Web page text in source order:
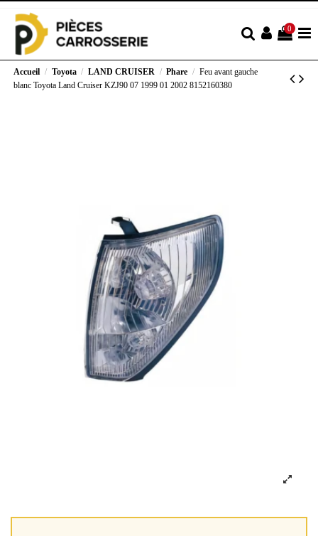
0
Accueil Toyota LAND CRUISER Phare
Feu avant gauche
blanc Toyota Land Cruiser KZJ90 07 1999 01 2002 8152160380